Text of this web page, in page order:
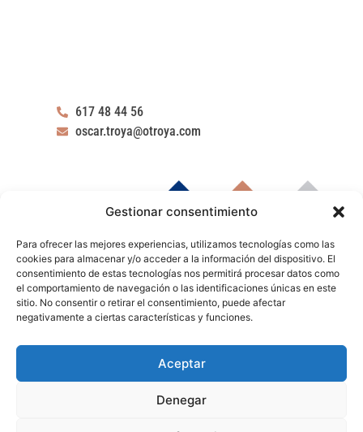
Gestionar consentimiento
Para ofrecer las mejores experiencias, utilizamos tecnologías como las
cookies para almacenar y/o acceder a la información del dispositivo. El
consentimiento de estas tecnologías nos permitirá procesar datos como
el comportamiento de navegación o las identificaciones únicas en este
sitio. No consentir o retirar el consentimiento, puede afectar
negativamente a ciertas características y funciones.
Aceptar
Denegar
617 48 44 56
oscar.troya@otroya.com